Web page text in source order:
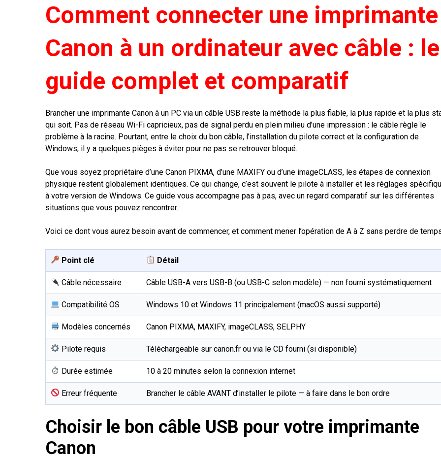
Comment connecter une imprimante
Canon à un ordinateur avec câble : le
guide complet et comparatif
Brancher une imprimante Canon à un PC via un câble USB reste la méthode la plus fiable, la plus rapide et la plus
qui soit. Pas de réseau Wi-Fi capricieux, pas de signal perdu en plein milieu d’une impression : le câble règle le
problème à la racine. Pourtant, entre le choix du bon câble, l’installation du pilote correct et la configuration de
Windows, il y a quelques pièges à éviter pour ne pas se retrouver bloqué.
Que vous soyez propriétaire d’une Canon PIXMA, d’une MAXIFY ou d’une imageCLASS, les étapes de connexion
physique restent globalement identiques. Ce qui change, c’est souvent le pilote à installer et les réglages
à votre version de Windows. Ce guide vous accompagne pas à pas, avec un regard comparatif sur les différentes
situations que vous pouvez rencontrer.
Voici ce dont vous aurez besoin avant de commencer, et comment mener l’opération de A à Z sans perdre de
Point clé Détail
Câble nécessaire Câble USB-A vers USB-B (ou USB-C selon modèle) — non fourni systématiquement
Compatibilité OS Windows 10 et Windows 11 principalement (macOS aussi supporté)
Modèles concernés Canon PIXMA, MAXIFY, imageCLASS, SELPHY
Pilote requis Téléchargeable sur canon.fr ou via le CD fourni (si disponible)
Durée estimée 10 à 20 minutes selon la connexion internet
Erreur fréquente Brancher le câble AVANT d’installer le pilote — à faire dans le bon ordre
Choisir le bon câble USB pour votre imprimante
Canon